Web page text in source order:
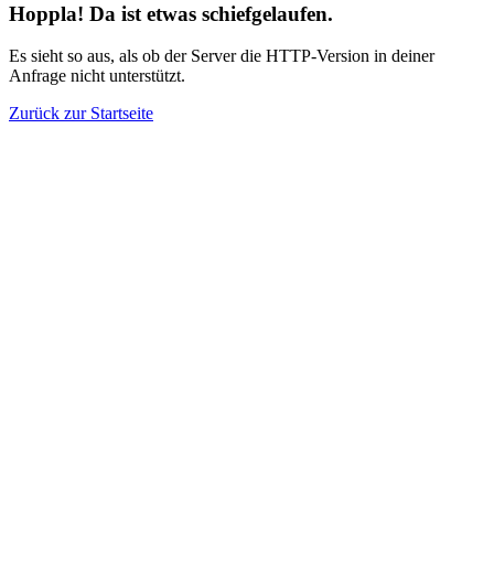
Hoppla! Da ist etwas schiefgelaufen.
Es sieht so aus, als ob der Server die HTTP-Version in deiner
Anfrage nicht unterstützt.
Zurück zur Startseite